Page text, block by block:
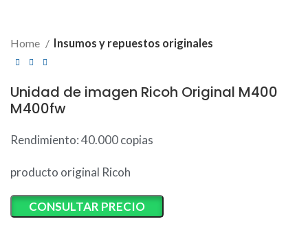
Home Insumos y repuestos originales
Unidad de imagen Ricoh Original M400
M400fw
Rendimiento: 40.000 copias
producto original Ricoh
CONSULTAR PRECIO